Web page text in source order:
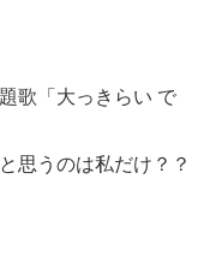
歌「大っきらい で
思うのは私だけ？？